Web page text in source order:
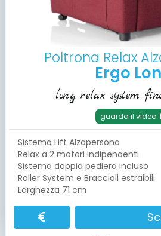
Poltrona Relax
Ergo
long relax system
guarda il video
Sistema Lift Alzapersona
Relax a 2 motori indipendenti
Sistema doppia pediera incluso
Roller System e Braccioli estraibili
Larghezza 71 cm